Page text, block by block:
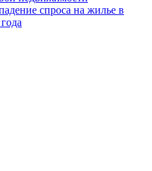
спроса на жилье в